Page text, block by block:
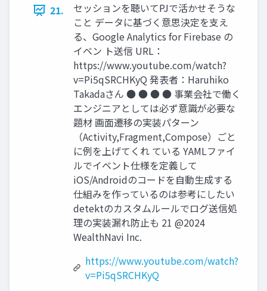
21.
セッションを聴いてPJで活かせそうな
こと データに基づく意思決定を⽀え
る、Google Analytics for Firebase の
イベン ト送信 URL：
https://www.youtube.com/watch?
v=Pi5qSRCHKyQ 発表者：Haruhiko
Takadaさん ● ● ● ● 事業会社で働く
エンジニアとしては必ず意識が必要な
題材 画⾯遷移の実装パターン
（Activity,Fragment,Compose）ごと
に例を上げてくれ ている YAMLファイ
ルでイベント仕様を定義して
iOS/Androidのコードを⾃動⽣成する
仕組みを作っているのは参考にしたい
detektのカスタムルールでログ送信処
理の実装漏れ防⽌も 21 @2024
WealthNavi Inc.
https://www.youtube.com/watch?
v=Pi5qSRCHKyQ